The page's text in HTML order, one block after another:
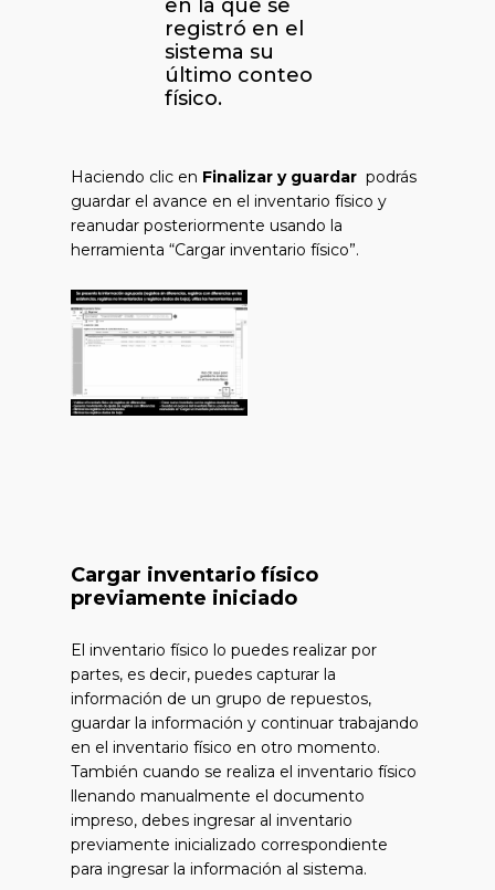
en la que se
registró en el
sistema su
último conteo
físico.
Haciendo clic en Finalizar y guardar podrás
guardar el avance en el inventario físico y
reanudar posteriormente usando la
herramienta “Cargar inventario físico”.
Cargar inventario físico
previamente iniciado
El inventario físico lo puedes realizar por
partes, es decir, puedes capturar la
información de un grupo de repuestos,
guardar la información y continuar trabajando
en el inventario físico en otro momento.
También cuando se realiza el inventario físico
llenando manualmente el documento
impreso, debes ingresar al inventario
previamente inicializado correspondiente
para ingresar la información al sistema.